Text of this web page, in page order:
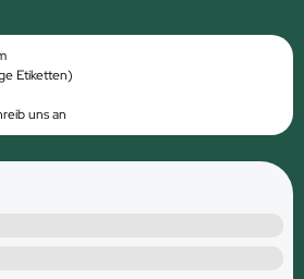
Etiketten)
uns an